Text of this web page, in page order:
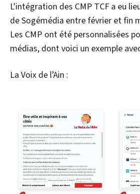
L'intégration des CMP TCF a eu
de Sogémédia entre février et fin
Les CMP ont été personnalisées
médias, dont voici un exemple
La Voix de l’Ain :